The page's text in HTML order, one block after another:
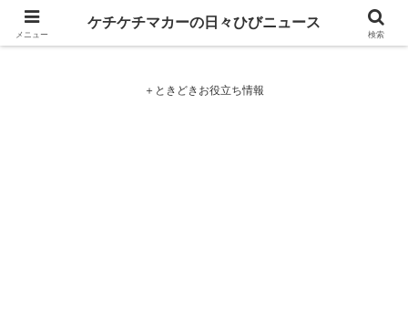
ケチケチマカーの日々ひびニュース
＋ときどきお役立ち情報
メニュー
ケチケチマカーの日々ひびニュース
検索